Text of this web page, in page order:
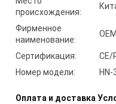
происхождения:
Фирменное
наименование:
OEM
Сертификация:
CE/
Номер модели:
Оплата и доставка